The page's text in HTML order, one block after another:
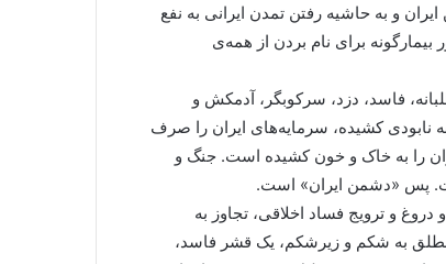
و به حاشیه رفتن تمدن ایرانی به نفع
برای نام بردن از همه‌ی
فاسد، دزد، سرکوبگر، آدمکش و
نابودی کشیده، سرمایه‌های ایران را صرف
را به خاک و خون کشیده است. جنگ و
پس «دشمن ایران» است.
و ترویج فساد اخلاقی، تجاوز به
به شکم و زیرشکم، یک قشر فاسد،